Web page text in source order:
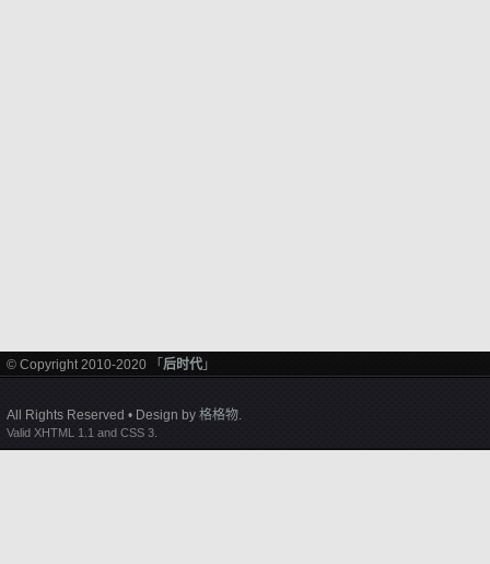
© Copyright 2010-2020 「 后时代 」
All Rights Reserved • Design by 格格物.
Valid XHTML 1.1 and CSS 3.